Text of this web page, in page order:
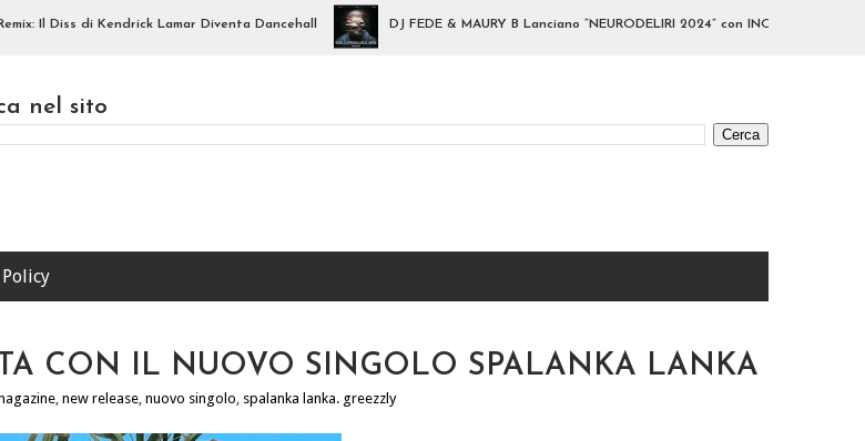
Il Diss di Kendrick Lamar Diventa Dancehall DJ FEDE & MAURY B Lanciano “NEURODELIRI 2024” con INOKI – Un Banger
nel sito
CON IL NUOVO SINGOLO SPALANKA LANKA
, new release, nuovo singolo, spalanka lanka. greezzly